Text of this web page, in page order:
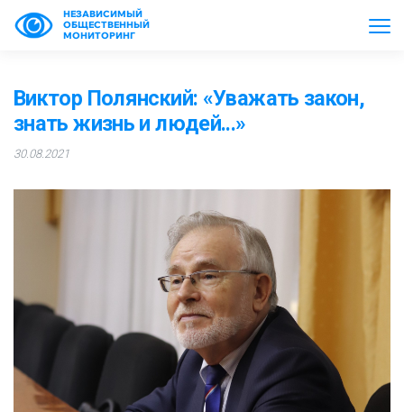
НЕЗАВИСИМЫЙ
ОБЩЕСТВЕННЫЙ
МОНИТОРИНГ
Виктор Полянский: «Уважать закон,
знать жизнь и людей...»
30.08.2021